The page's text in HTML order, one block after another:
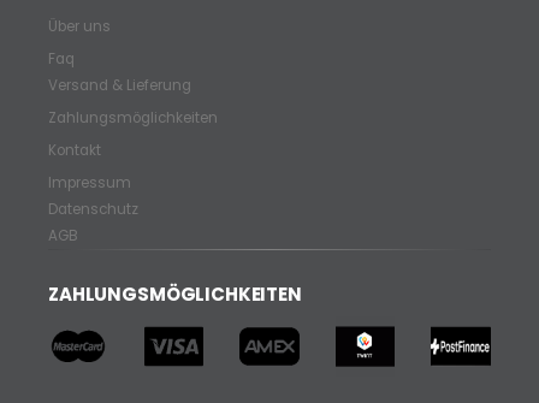
Über uns
Faq
Versand & Lieferung
Zahlungsmöglichkeiten
Kontakt
Impressum
Datenschutz
AGB
ZAHLUNGSMÖGLICHKEITEN